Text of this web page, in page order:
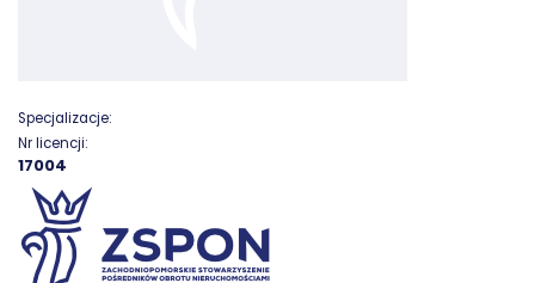
Specjalizacje:
Nr licencji:
17004